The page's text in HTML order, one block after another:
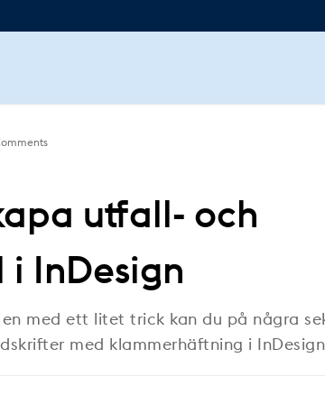
utfall- och
InDesign
med ett litet trick kan du på några
med klammerhäftning i